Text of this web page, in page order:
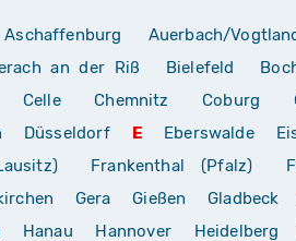
Aschaffenburg Auerbach/
an der Riß Bielefeld
Celle Chemnitz Coburg
Düsseldorf E Eberswalde
Frankenthal (Pfalz)
Gera Gießen Gladbeck
Hanau Hannover Heidelberg